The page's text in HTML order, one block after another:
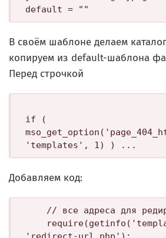
В своём шаблоне делаем
копируем из default-шаблона
Перед строчкой
if (
Добавляем код: